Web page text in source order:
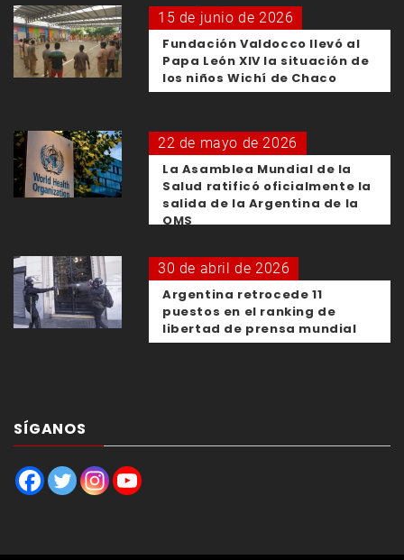
15 de junio de 2026
Fundación Valdocco llevó al
Papa León XIV la situación de
los niños Wichí de Chaco
22 de mayo de 2026
La Asamblea Mundial de la
Salud ratificó oficialmente la
salida de la Argentina de la
OMS
30 de abril de 2026
Argentina retrocede 11
puestos en el ranking de
libertad de prensa mundial
SÍGANOS